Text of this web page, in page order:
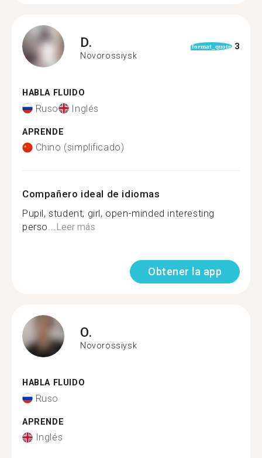
D.
Novorossiysk
format_quote 3
HABLA FLUIDO
Ruso Inglés
APRENDE
Chino (simplificado)
Compañero ideal de idiomas
Pupil, student, girl, open-minded interesting
perso...Leer más
Obtener la app
O.
Novorossiysk
HABLA FLUIDO
Ruso
APRENDE
Inglés